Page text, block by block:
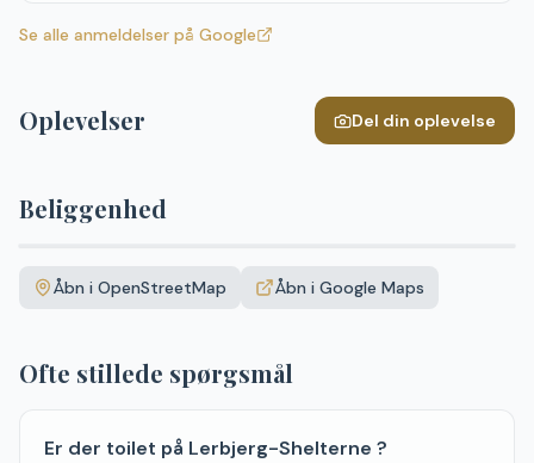
Se alle anmeldelser på Google
Oplevelser Del din oplevelse
Beliggenhed
+Åbn i OpenStreetMap Åbn i Google Maps
Ofte stillede spørgsmål
Er der toilet på Lerbjerg-Shelterne ?